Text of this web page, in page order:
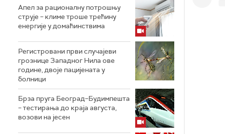
Апел за рационалну потрошњу
струје – климе троше трећину
енергије у домаћинствима
Регистровани први случајеви
грознице Западног Нила ове
године, двоје пацијената у
болници
Брза пруга Београд–Будимпешта
– тестирања до краја августа,
возови на јесен